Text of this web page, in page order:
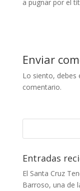
a pugnar por el
Enviar
Lo siento, debes
comentario.
Entradas
El Santa Cruz
Barroso, una de